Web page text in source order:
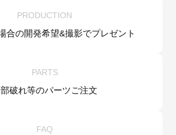
PRODUCTION
合の開発希望&撮影でプレゼント
PARTS
破れ等のパーツご注文
FAQ